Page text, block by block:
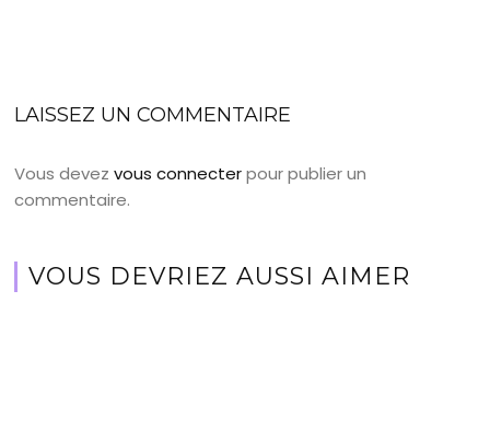
LAISSEZ UN COMMENTAIRE
Vous devezvous connecterpour publier un
commentaire.
VOUS DEVRIEZ AUSSI AIMER